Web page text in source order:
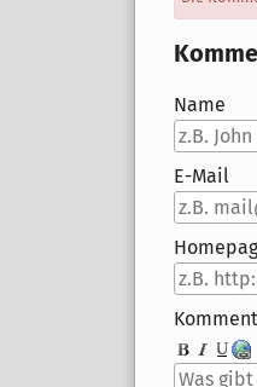
Name
E-Mail